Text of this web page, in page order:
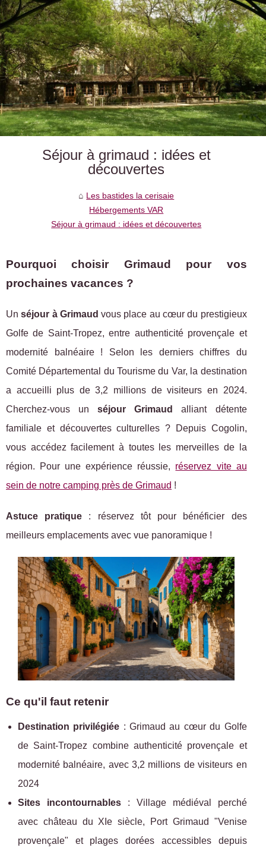
Séjour à grimaud : idées et
découvertes
Les bastides la cerisaie
Hébergements VAR
Séjour à grimaud : idées et découvertes
Pourquoi choisir Grimaud pour vos
prochaines vacances ?
Unséjour à Grimaud vous place au cœur du prestigieux
Golfe de Saint-Tropez, entre authenticité provençale et
modernité balnéaire ! Selon les derniers chiffres du
Comité Départemental du Tourisme du Var, la destination
a accueilli plus de 3,2 millions de visiteurs en 2024.
Cherchez-vous unséjour Grimaud
alliant détente
familiale et découvertes culturelles ? Depuis Cogolin,
vous accédez facilement à toutes les merveilles de la
région. Pour une expérience réussie, réservez vite au
sein de notre camping près de Grimaud !
Astuce pratique : réservez tôt pour bénéficier des
meilleurs emplacements avec vue panoramique !
Ce qu'il faut retenir
Destination privilégiée : Grimaud au cœur du Golfe
de Saint-Tropez combine authenticité provençale et
modernité balnéaire, avec 3,2 millions de visiteurs en
2024
Sites incontournables: Village médiéval perché
avec château du XIe siècle, Port Grimaud "Venise
provençale" et plages dorées accessibles depuis